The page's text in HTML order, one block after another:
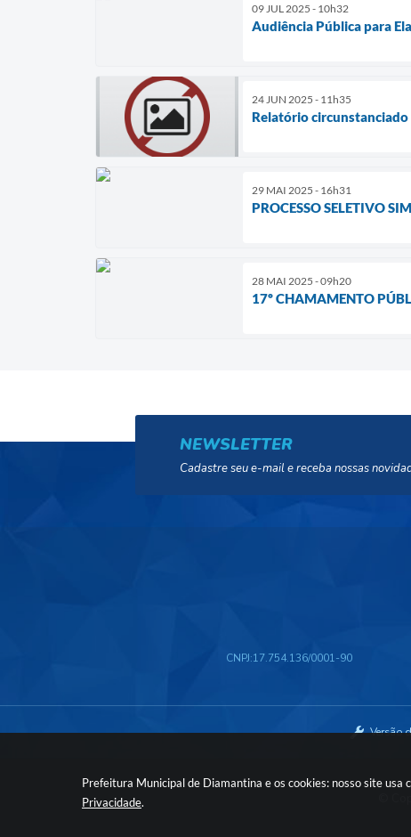
Prefeitura Municipal de Diamantina e os cookies: nosso site usa
Privacidade.
09 JUL 2025 - 10h32
Audiência Pública para
24 JUN 2025 - 11h35
Relatório
29 MAI 2025 - 16h31
PROCESSO SELETIVO
28 MAI 2025 - 09h20
17º CHAMAMENTO
NEWSLETTER
Cadastre seu e-mail e receba nossas
CNPJ:17.754.136/0001-90
Versão